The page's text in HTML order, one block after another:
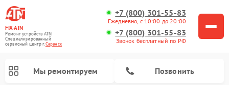
FIX-ATN
Ремонт устройств ATN
Специализированный
cервисный центр г.Саранск
+7 (800) 301-55-83
Ежедневно, с 10:00 до 20:00
+7 (800) 301-55-83
Звонок бесплатный по РФ
Мы ремонтируем Позвонить